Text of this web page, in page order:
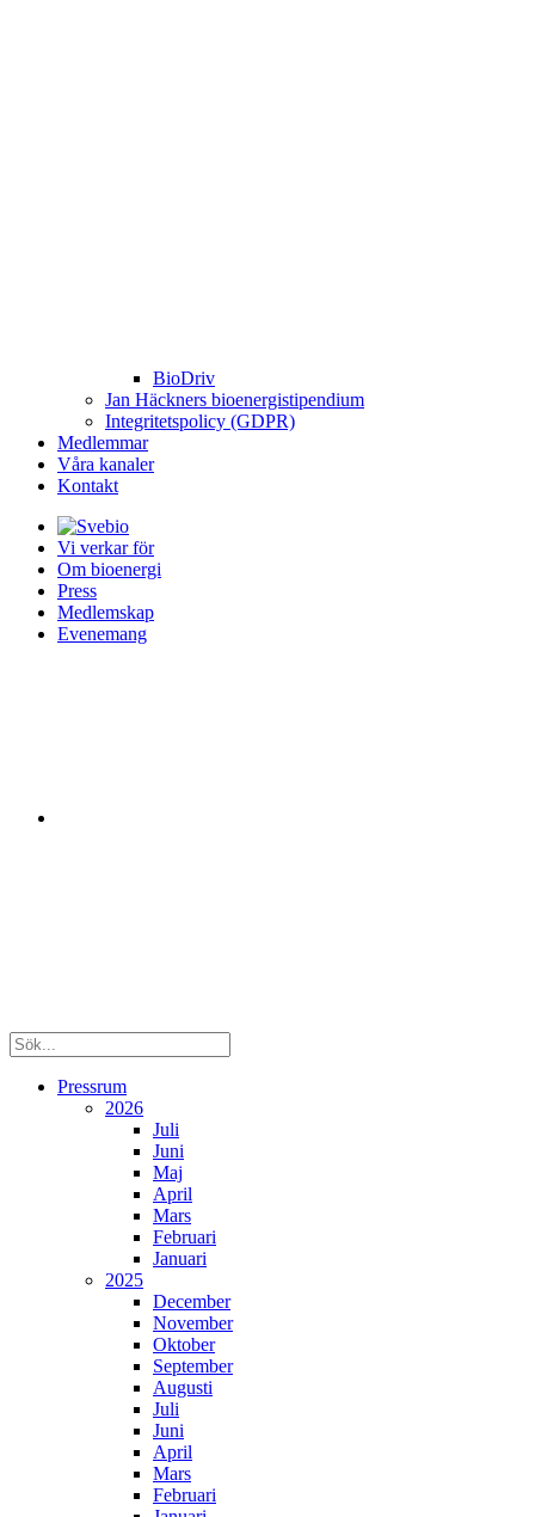
BioDriv
Jan Häckners bioenergistipendium
Integritetspolicy (GDPR)
Medlemmar
Våra kanaler
Kontakt
Vi verkar för
Om bioenergi
Press
Medlemskap
Evenemang
Pressrum
2026
Juli
Juni
Maj
April
Mars
Februari
Januari
2025
December
November
Oktober
September
Augusti
Juli
Juni
April
Mars
Februari